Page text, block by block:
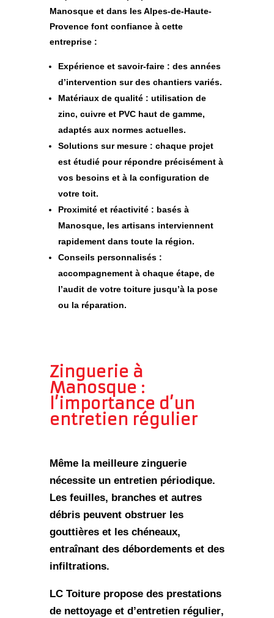
Manosque et dans les Alpes-de-Haute-
Provence font confiance à cette
entreprise :
Expérience et savoir-faire: des années
d’intervention sur des chantiers variés.
Matériaux de qualité: utilisation de
zinc, cuivre et PVC haut de gamme,
adaptés aux normes actuelles.
Solutions sur mesure: chaque projet
est étudié pour répondre précisément à
vos besoins et à la configuration de
votre toit.
Proximité et réactivité: basés à
Manosque, les artisans interviennent
rapidement dans toute la région.
Conseils personnalisés:
accompagnement à chaque étape, de
l’audit de votre toiture jusqu’à la pose
ou la réparation.
Zinguerie à
Manosque :
l’importance d’un
entretien régulier
Même la meilleure zinguerie
nécessite un entretien périodique.
Les feuilles, branches et autres
débris peuvent obstruer les
gouttières et les chéneaux,
entraînant des débordements et des
infiltrations.
LC Toiture propose des prestations
de nettoyage et d’entretien régulier,